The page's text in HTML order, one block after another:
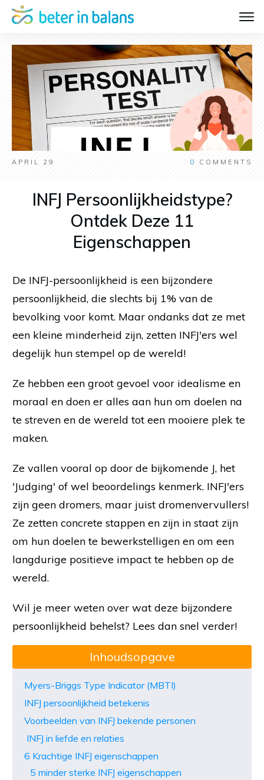
APRIL 29 0 COMMENTS
INFJ Persoonlijkheidstype?
Ontdek Deze 11
Eigenschappen
De INFJ-persoonlijkheid is een bijzondere
persoonlijkheid, die slechts bij 1% van de
bevolking voor komt. Maar ondanks dat ze met
een kleine minderheid zijn, zetten INFJ'ers wel
degelijk hun stempel op de wereld!
Ze hebben een groot gevoel voor idealisme en
moraal en doen er alles aan hun om doelen na
te streven en de wereld tot een mooiere plek te
maken.
Ze vallen vooral op door de bijkomende J, het
'Judging' of wel beoordelings kenmerk. INFJ'ers
zijn geen dromers, maar juist dromenvervullers!
Ze zetten concrete stappen en zijn in staat zijn
om hun doelen te bewerkstelligen en om een
langdurige positieve impact te hebben op de
wereld.
Wil je meer weten over wat deze bijzondere
persoonlijkheid behelst? Lees dan snel verder!
Inhoudsopgave
Myers-Briggs Type Indicator (MBTI)
INFJ persoonlijkheid betekenis
Voorbeelden van INFJ bekende personen
INFJ in liefde en relaties
6 Krachtige INFJ eigenschappen
5 minder sterke INFJ eigenschappen